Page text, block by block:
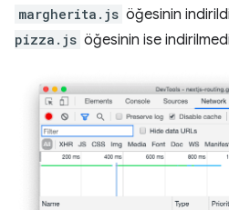
margherita.js öğesinin
pizza.js öğesinin ise